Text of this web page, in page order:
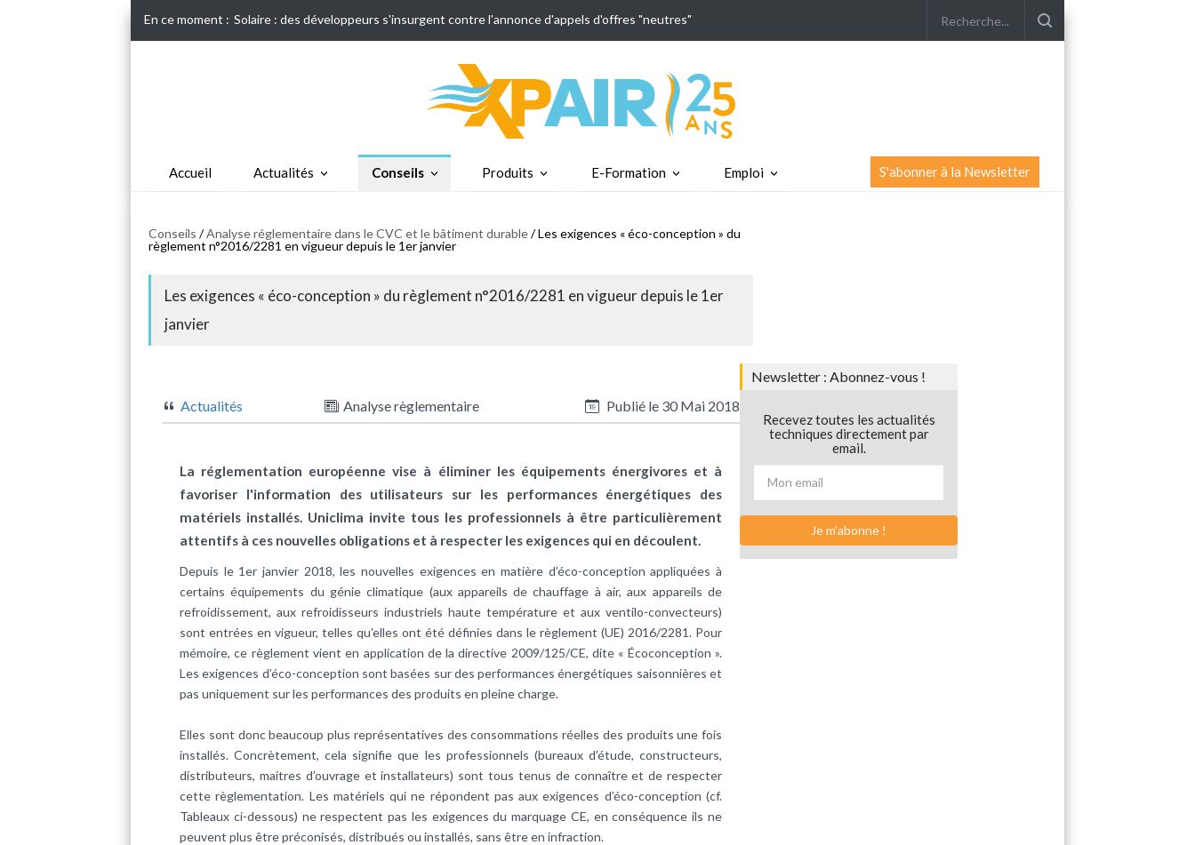
En ce moment : Solaire : des développeurs s'insurgent contre l'annonce d'appels d'offres "neutres"
Accueil Actualités Conseils Produits E-Formation Emploi S'abonner à la Newsletter
Conseils /Analyse réglementaire dans le CVC et le bâtiment durable/ Les exigences « éco-conception » du
règlement n°2016/2281 en vigueur depuis le 1er janvier
Les exigences « éco-conception » du règlement n°2016/2281 en vigueur depuis le 1er
janvier
Actualités Analyse règlementaire Publié le 30 Mai 2018
La réglementation européenne vise à éliminer les équipements énergivores et à
favoriser l'information des utilisateurs sur les performances énergétiques des
matériels installés. Uniclima invite tous les professionnels à être particulièrement
attentifs à ces nouvelles obligations et à respecter les exigences qui en découlent.
Depuis le 1er janvier 2018, les nouvelles exigences en matière d’éco-conception appliquées à
certains équipements du génie climatique (aux appareils de chauffage à air, aux appareils de
refroidissement, aux refroidisseurs industriels haute température et aux ventilo-convecteurs)
sont entrées en vigueur, telles qu’elles ont été définies dans le règlement (UE) 2016/2281. Pour
mémoire, ce règlement vient en application de la directive 2009/125/CE, dite « Écoconception ».
Les exigences d’éco-conception sont basées sur des performances énergétiques saisonnières et
pas uniquement sur les performances des produits en pleine charge.
Elles sont donc beaucoup plus représentatives des consommations réelles des produits une fois
installés. Concrètement, cela signifie que les professionnels (bureaux d’étude, constructeurs,
distributeurs, maitres d’ouvrage et installateurs) sont tous tenus de connaître et de respecter
cette règlementation. Les matériels qui ne répondent pas aux exigences d’éco-conception (cf.
Tableaux ci-dessous) ne respectent pas les exigences du marquage CE, en conséquence ils ne
peuvent plus être préconisés, distribués ou installés, sans être en infraction.
Newsletter : Abonnez-vous !
Recevez toutes les actualités
techniques directement par
email.
Je m'abonne !